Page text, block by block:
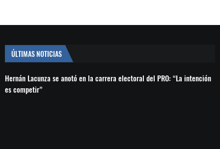
ÚLTIMAS NOTICIAS
Hernán Lacunza se anotó en la carrera electoral del PRO: “La intención
es competir”